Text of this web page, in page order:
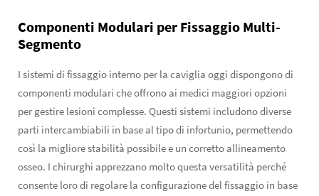
Componenti Modulari per Fissaggio Multi-
Segmento
I sistemi di fissaggio interno per la caviglia oggi dispongono di
componenti modulari che offrono ai medici maggiori opzioni
per gestire lesioni complesse. Questi sistemi includono diverse
parti intercambiabili in base al tipo di infortunio, permettendo
così la migliore stabilità possibile e un corretto allineamento
osseo. I chirurghi apprezzano molto questa versatilità perché
consente loro di regolare la configurazione del fissaggio in base